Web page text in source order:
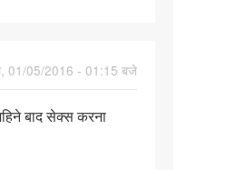
01/05/2016 - 01:15 बजे
बाद सेक्स करना